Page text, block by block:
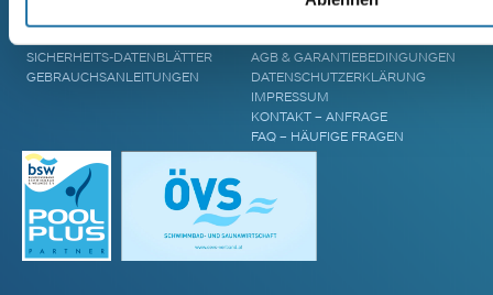
SICHERHEITS-DATENBLÄTTER
GEBRAUCHSANLEITUNGEN
AGB & GARANTIEBEDINGUNGEN
DATENSCHUTZERKLÄRUNG
IMPRESSUM
KONTAKT – ANFRAGE
FAQ – HÄUFIGE FRAGEN